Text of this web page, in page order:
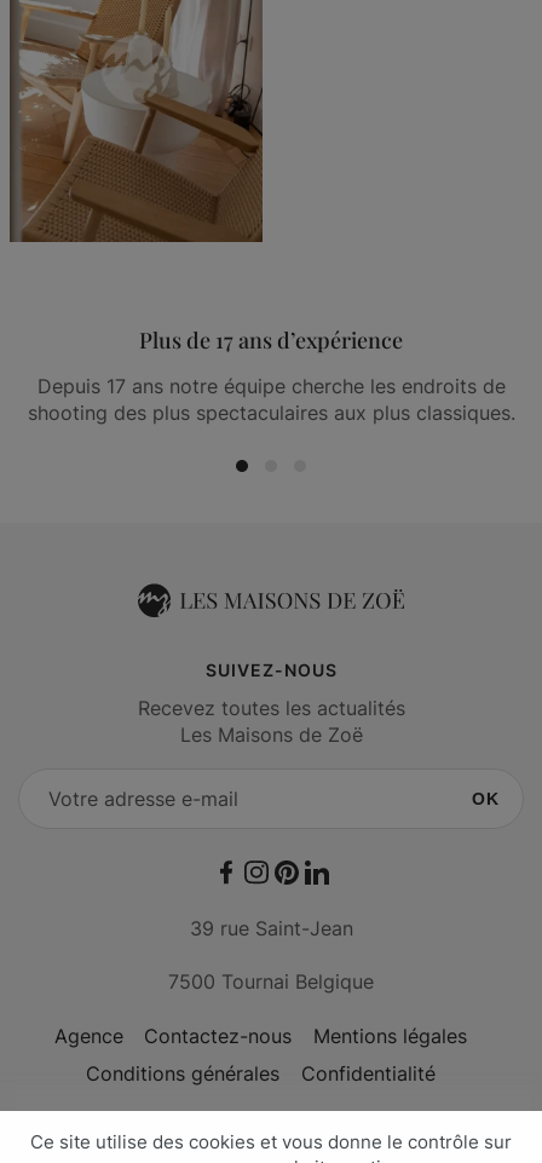
Plus de 17 ans d’expérience
Depuis 17 ans notre équipe cherche les endroits de
shooting des plus spectaculaires aux plus classiques.
Agence Contactez-nous
Mentions légales
Conditions générales
Confidentialité
39 rue Saint-Jean
7500 Tournai Belgique
SUIVEZ-NOUS
Recevez toutes les actualités
Les Maisons de Zoë
OK
Conçu avec passion par l' agence Nateev